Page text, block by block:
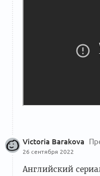
Victoria Barakova
26 сентября 2022
Английский